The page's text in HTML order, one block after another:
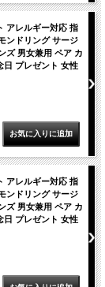
アレルギー対応 指
ンドリング サージ
ズ 男女兼用 ペア カ
日 プレゼント 女性
アレルギー対応 指
ンドリング サージ
ズ 男女兼用 ペア カ
日 プレゼント 女性